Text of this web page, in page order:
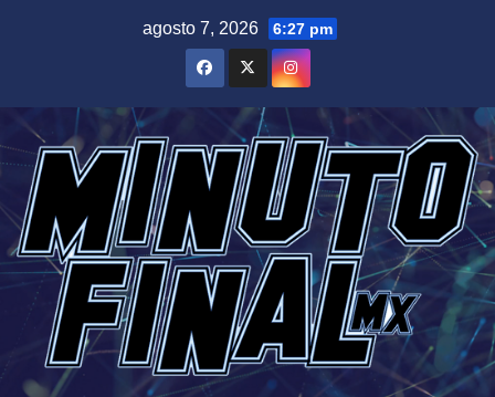
agosto 7, 2026 6:27 pm